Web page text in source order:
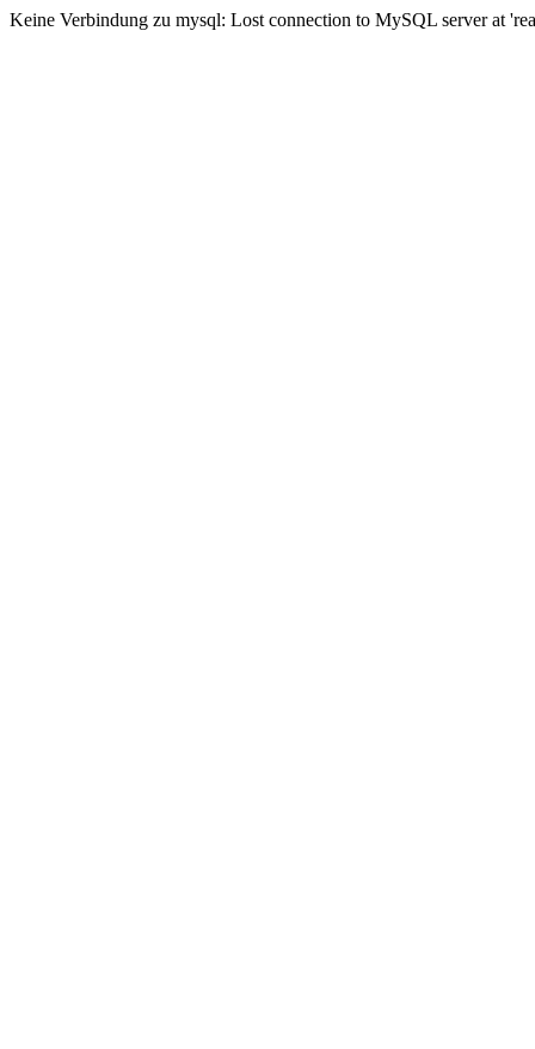
Keine Verbindung zu mysql: Lost connection to MySQL server at